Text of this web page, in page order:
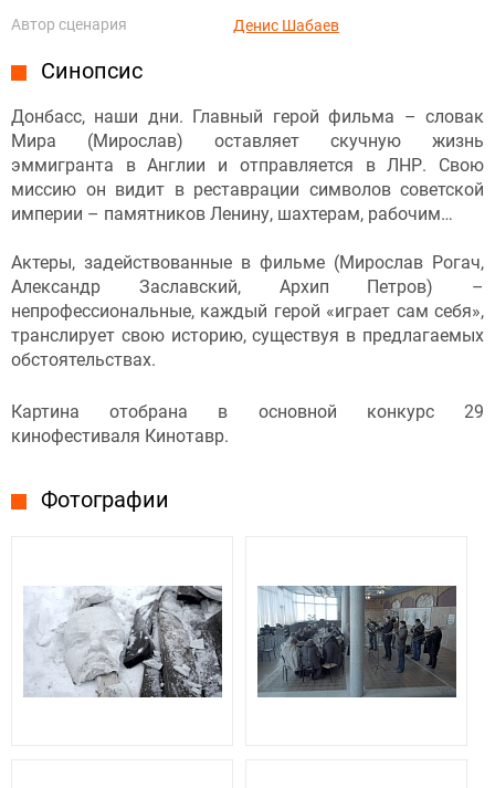
Автор сценария
Денис Шабаев
Синопсис
Донбасс, наши дни. Главный герой фильма – словак
Мира (Мирослав) оставляет скучную жизнь
эммигранта в Англии и отправляется в ЛНР. Свою
миссию он видит в реставрации символов советской
империи – памятников Ленину, шахтерам, рабочим…
Актеры, задействованные в фильме (Мирослав Рогач,
Александр Заславский, Архип Петров) –
непрофессиональные, каждый герой «играет сам себя»,
транслирует свою историю, существуя в предлагаемых
обстоятельствах.
Картина отобрана в основной конкурс 29
кинофестиваля Кинотавр.
Фотографии